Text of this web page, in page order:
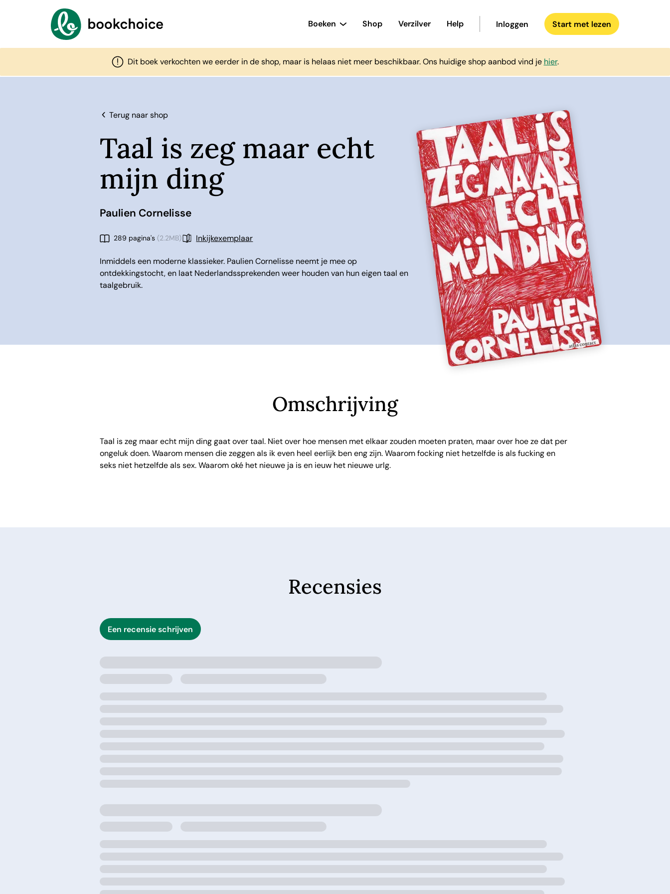
Boeken Shop Verzilver Help Inloggen Start met lezen
Dit boek verkochten we eerder in de shop, maar is helaas niet meer beschikbaar. Ons huidige shop aanbod vind je hier.
Terug naar shop
Taal is zeg maar echt
mijn ding
Paulien Cornelisse
289 pagina's(2.2MB) Inkijkexemplaar
Inmiddels een moderne klassieker. Paulien Cornelisse neemt je mee op
ontdekkingstocht, en laat Nederlandssprekenden weer houden van hun eigen taal en
taalgebruik.
Omschrijving
Taal is zeg maar echt mijn ding gaat over taal. Niet over hoe mensen met elkaar zouden moeten praten, maar over hoe ze dat per
ongeluk doen. Waarom mensen die zeggen als ik even heel eerlijk ben eng zijn. Waarom focking niet hetzelfde is als fucking en
seks niet hetzelfde als sex. Waarom oké het nieuwe ja is en ieuw het nieuwe urlg.
Recensies
Een recensie schrijven